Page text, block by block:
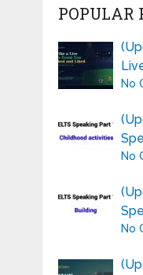
POPULAR
No
No
No